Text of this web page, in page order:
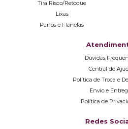
Tira Risco/Retoque
Lixas
Panos e Flanelas
Dúvidas
Central de
Política de Troca e
Envio e
Política de
Redes